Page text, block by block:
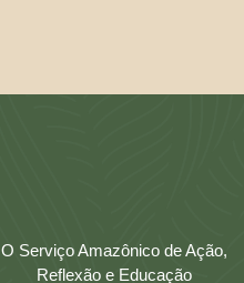
O Serviço Amazônico de Ação,
Reflexão e Educação